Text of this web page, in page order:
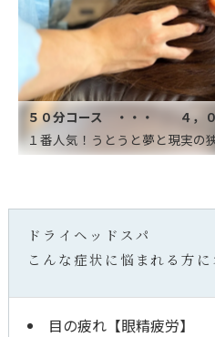
５０分コース ・・・ ４，
１番人気！うとうと夢と現実の
ドライヘッドスパ
こんな症状に悩まれる方に
目の疲れ【眼精疲労】